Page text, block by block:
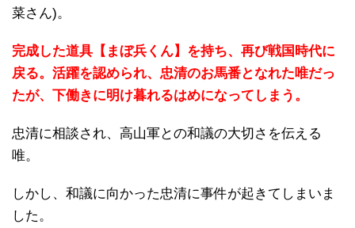
菜さん)。
完成した道具【まぼ兵くん】を持ち、再び戦国時代に
戻る。活躍を認められ、忠清のお馬番となれた唯だっ
たが、下働きに明け暮れるはめになってしまう。
忠清に相談され、高山軍との和議の大切さを伝える
唯。
しかし、和議に向かった忠清に事件が起きてしまいま
した。